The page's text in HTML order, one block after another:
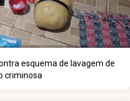
esquema de lavagem de
criminosa